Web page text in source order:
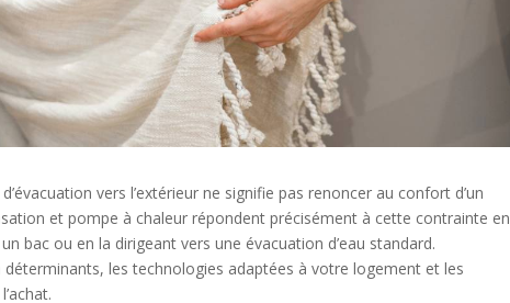
vers l’extérieur ne signifie pas renoncer au confort d’un
et pompe à chaleur répondent précisément à cette contrainte en
bac ou en la dirigeant vers une évacuation d’eau standard.
les technologies adaptées à votre logement et les